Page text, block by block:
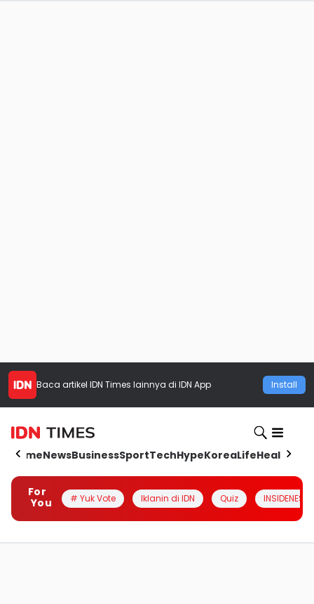
Baca artikel IDN Times lainnya di IDN App Install
HomeNewsBusinessSportTechHypeKoreaLifeHealth
For
You
# Yuk Vote Iklanin di IDN Quiz INSIDENESIA